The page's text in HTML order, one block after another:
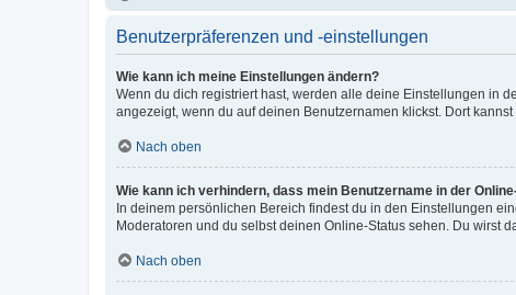
Benutzerpräferenzen und -einstellungen
Wie kann ich meine Einstellungen ändern?
Wenn du dich registriert hast, werden alle deine Einstellungen in
angezeigt, wenn du auf deinen Benutzernamen klickst. Dort
Nach oben
Wie kann ich verhindern, dass mein Benutzername in der
In deinem persönlichen Bereich findest du in den Einstellungen
Moderatoren und du selbst deinen Online-Status sehen. Du wirst
Nach oben